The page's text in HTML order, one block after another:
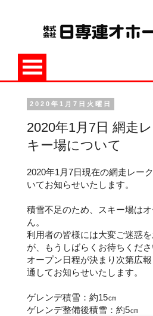
2020年1月7日火曜日
2020年1月7日 網走
キー場について
2020年1月7日現在の網走レー
いてお知らせいたします。
積雪不足のため、スキー場は
ん。
利用者の皆様には大変ご迷惑
が、もうしばらくお待ちくださ
オープン日程が決まり次第広
通してお知らせいたします。
ゲレンデ積雪：約15㎝
ゲレンデ整備後積雪：約5㎝